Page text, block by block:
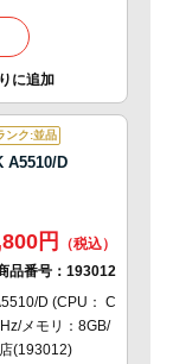
ンク:並品
A5510/D
円
品番号： 193012
D (CPU： C
メモリ：8GB/
(193012)